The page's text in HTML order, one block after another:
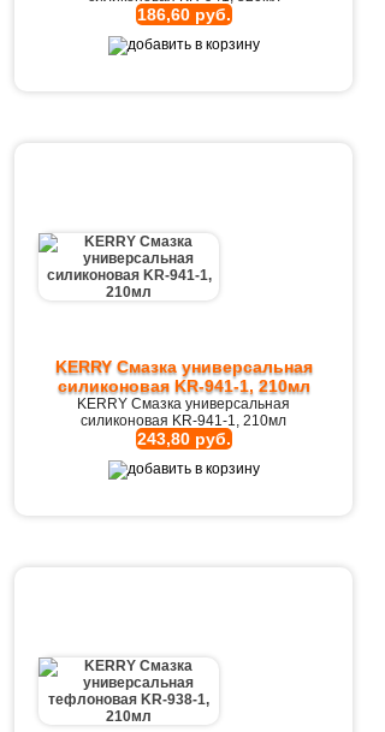
186,60 руб.
KERRY Смазка универсальная
силиконовая KR-941-1, 210мл
KERRY Смазка универсальная
силиконовая KR-941-1, 210мл
243,80 руб.